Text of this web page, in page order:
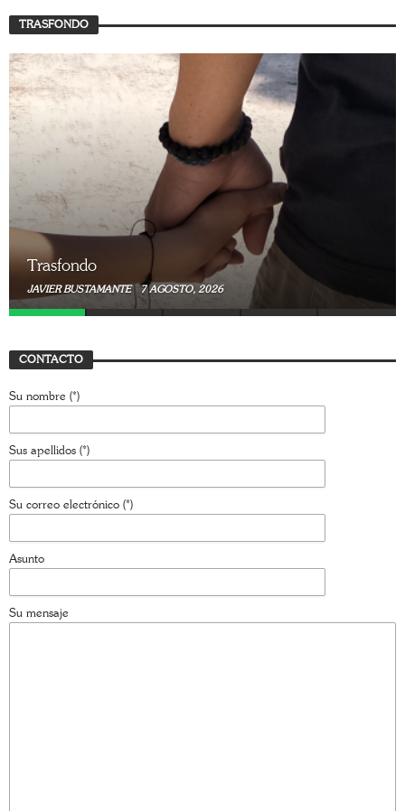
TRASFONDO
Trasfondo
JAVIER BUSTAMANTE 7 JULIO, 2026
CONTACTO
Su nombre (*)
Sus apellidos (*)
Su correo electrónico (*)
Asunto
Su mensaje